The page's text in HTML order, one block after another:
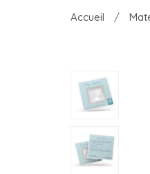
Accueil